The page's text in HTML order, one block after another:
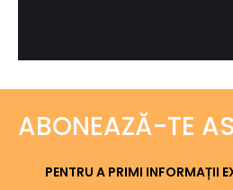
ABONEAZĂ-TE
PENTRU A PRIMI INFORMAȚII